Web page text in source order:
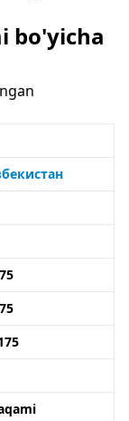
bo'yicha